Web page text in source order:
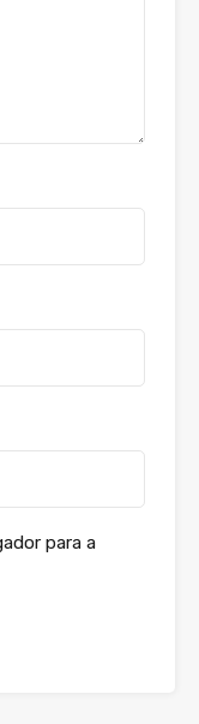
para a